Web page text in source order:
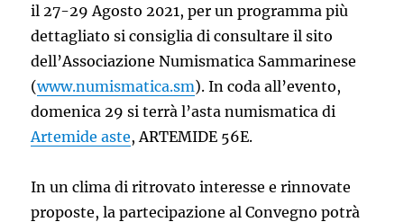
il 27-29 Agosto 2021, per un programma più
dettagliato si consiglia di consultare il sito
dell’Associazione Numismatica Sammarinese
(www.numismatica.sm). In coda all’evento,
domenica 29 si terrà l’asta numismatica di
Artemide aste, ARTEMIDE 56E.
In un clima di ritrovato interesse e rinnovate
proposte, la partecipazione al Convegno potrà